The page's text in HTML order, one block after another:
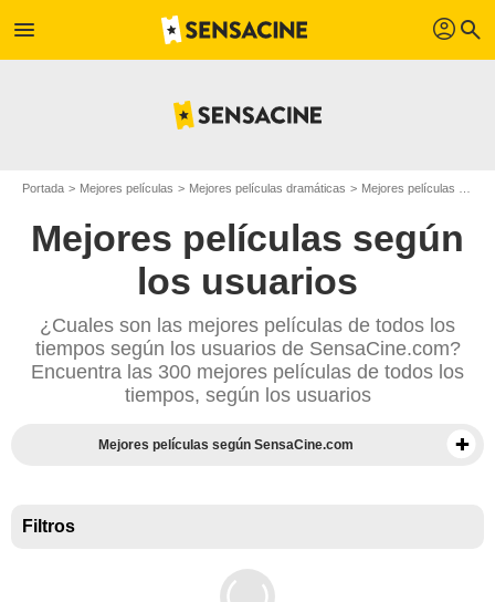
menu profil search
Portada Mejores películas Mejores películas dramáticas Mejores películas de los años 70
Mejores películas según
los usuarios
¿Cuales son las mejores películas de todos los
tiempos según los usuarios de SensaCine.com?
Encuentra las 300 mejores películas de todos los
tiempos, según los usuarios
Mejores películas según SensaCine.com
Filtros